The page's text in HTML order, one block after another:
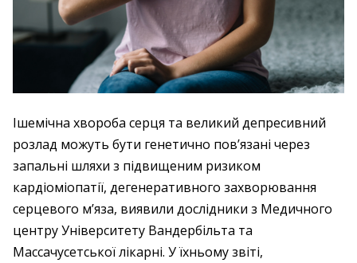
Ішемічна хвороба серця та великий депресивний
розлад можуть бути генетично пов’язані через
запальні шляхи з підвищеним ризиком
кардіоміопатії, дегенеративного захворювання
серцевого м’яза, виявили дослідники з Медичного
центру Університету Вандербільта та
Массачусетської лікарні. У їхньому звіті,